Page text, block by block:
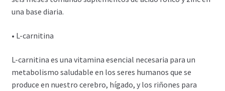
una base diaria.
• L-carnitina
L-carnitina es una vitamina esencial necesaria para un
metabolismo saludable en los seres humanos que se
produce en nuestro cerebro, hígado, y los riñones para